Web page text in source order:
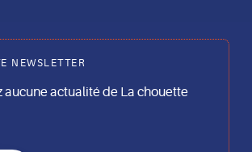
NEWSLETTER
aucune actualité de La chouette